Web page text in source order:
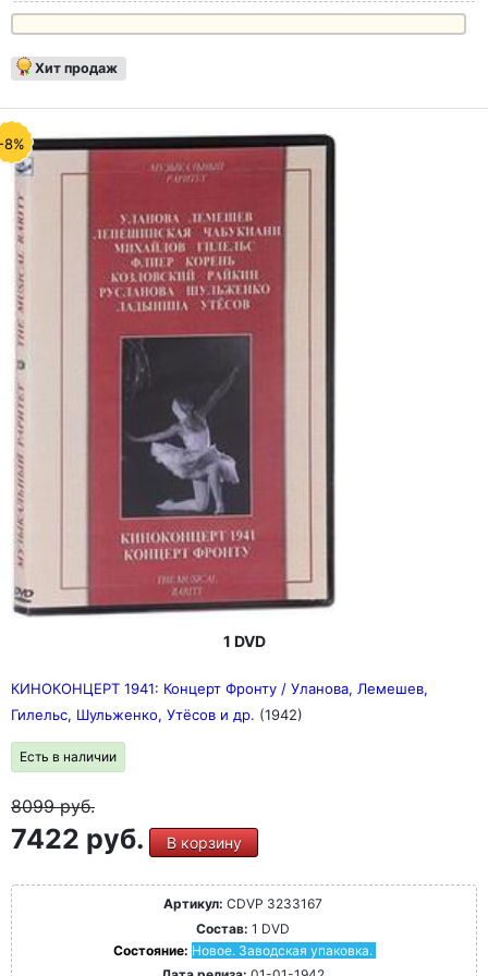
Хит продаж
8%
1 DVD
КИНОКОНЦЕРТ 1941: Концерт Фронту / Уланова, Лемешев,
Гилельс, Шульженко, Утёсов и др. (1942)
Есть в наличии
8099руб.
7422 руб. В корзину
Артикул: CDVP 3233167
Состав: 1 DVD
Состояние: Новое. Заводская упаковка.